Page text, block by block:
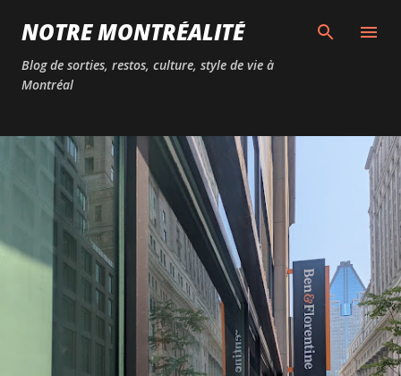
Passer au contenu principal
NOTRE MONTRÉALITÉ
Blog de sorties, restos, culture, style de vie à
Montréal